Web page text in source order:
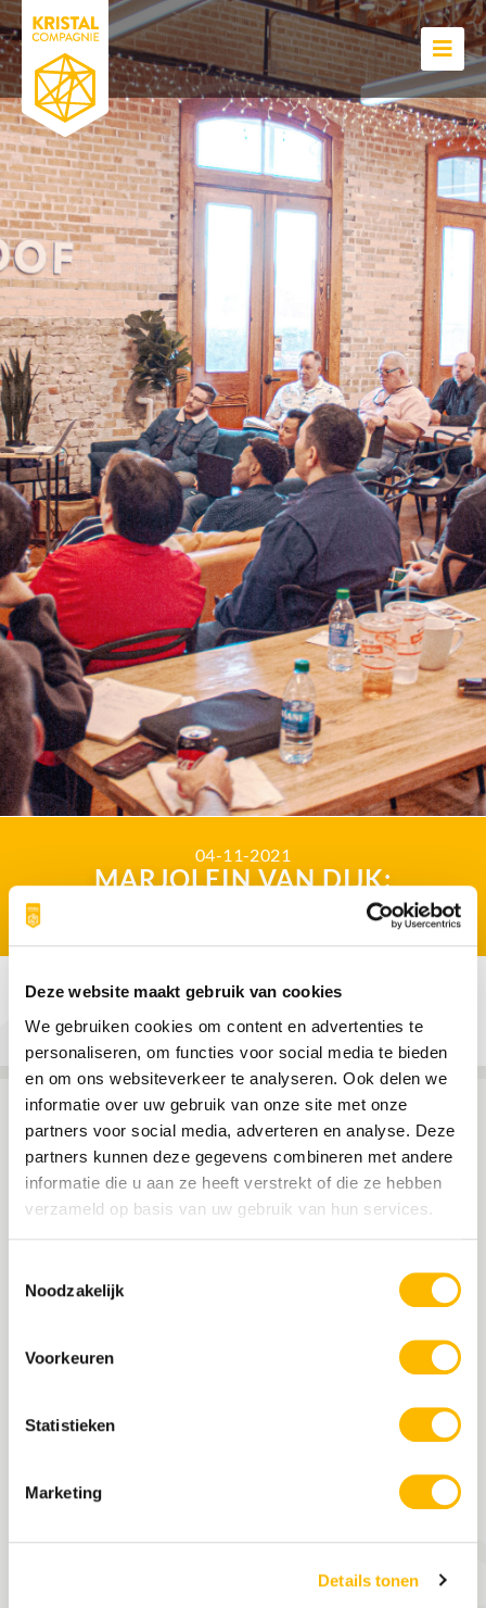
Deze website maakt gebruik van cookies
We gebruiken cookies om content en advertenties te
personaliseren, om functies voor social media te bieden
en om ons websiteverkeer te analyseren. Ook delen we
informatie over uw gebruik van onze site met onze
partners voor social media, adverteren en analyse. Deze
partners kunnen deze gegevens combineren met andere
informatie die u aan ze heeft verstrekt of die ze hebben
verzameld op basis van uw gebruik van hun services.
Noodzakelijk
Voorkeuren
Statistieken
Marketing
Details tonen
04-11-2021
MARJOLEIN VAN DIJK:
BESTUURSLID VAN KCC!